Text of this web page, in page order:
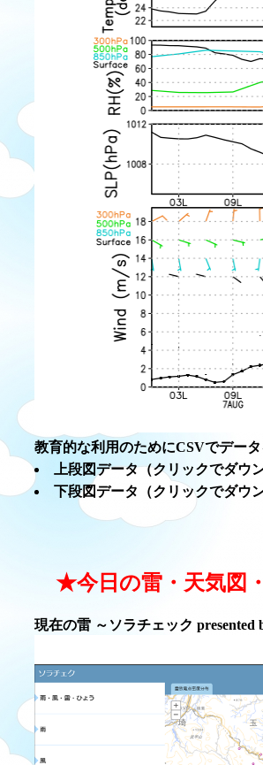
教育的な利用のためにCSVでデー
上段図データ（クリックでダウ
下段図データ（クリックでダウ
★今日の雷・天気図
現在の雷 ～ソラチェック presented